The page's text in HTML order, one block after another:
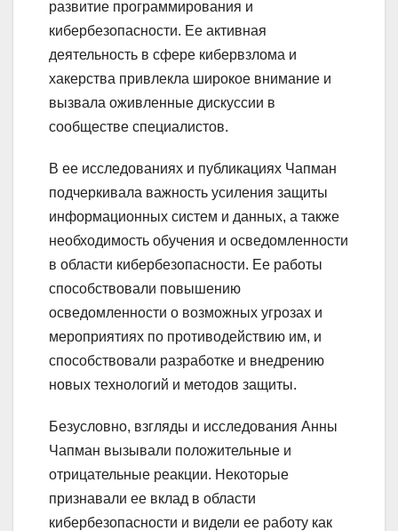
развитие программирования и
кибербезопасности. Ее активная
деятельность в сфере кибервзлома и
хакерства привлекла широкое внимание и
вызвала оживленные дискуссии в
сообществе специалистов.
В ее исследованиях и публикациях Чапман
подчеркивала важность усиления защиты
информационных систем и данных, а также
необходимость обучения и осведомленности
в области кибербезопасности. Ее работы
способствовали повышению
осведомленности о возможных угрозах и
мероприятиях по противодействию им, и
способствовали разработке и внедрению
новых технологий и методов защиты.
Безусловно, взгляды и исследования Анны
Чапман вызывали положительные и
отрицательные реакции. Некоторые
признавали ее вклад в области
кибербезопасности и видели ее работу как